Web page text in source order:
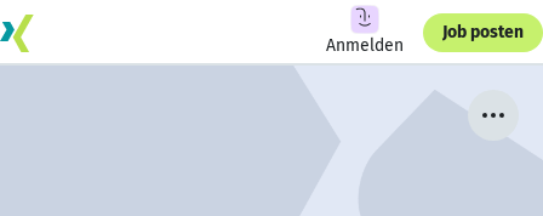
Anmelden
Job posten